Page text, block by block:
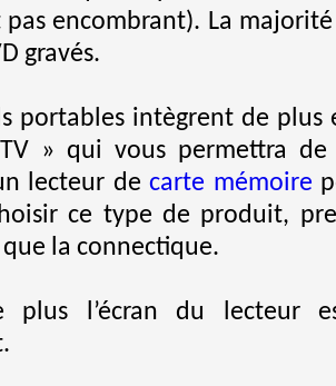
encombrant). La
gravés.
portables intègrent de
» qui vous permettra de
lecteur decarte mémoire
ce type de produit,
que la connectique.
plus l’écran du lecteur